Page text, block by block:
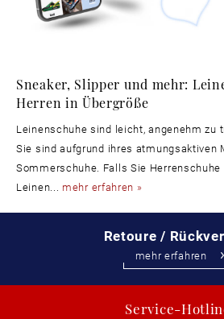
Sneaker, Slipper und mehr:
Herren in Übergröße
Leinenschuhe sind leicht, angenehm zu
Sie sind aufgrund ihres atmungsaktiven
Sommerschuhe. Falls Sie
Leinen... mehr erfahren »
Retoure /
mehr erfahren
Service-